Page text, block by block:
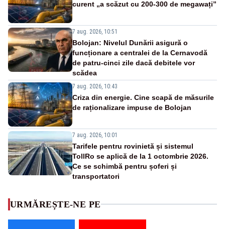
curent „a scăzut cu 200-300 de megawați”
7 aug. 2026, 10:51
Bolojan: Nivelul Dunării asigură o
funcționare a centralei de la Cernavodă
de patru-cinci zile dacă debitele vor
scădea
7 aug. 2026, 10:43
Criza din energie. Cine scapă de măsurile
de raționalizare impuse de Bolojan
7 aug. 2026, 10:01
Tarifele pentru rovinietă și sistemul
TollRo se aplică de la 1 octombrie 2026.
Ce se schimbă pentru șoferi și
transportatori
URMĂREȘTE-NE PE